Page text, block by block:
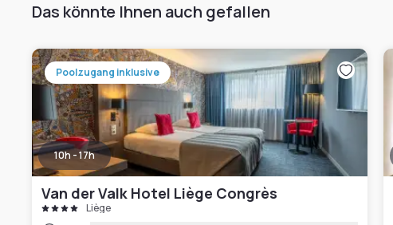
Das könnte Ihnen auch gefallen
Poolzugang inklusive
10h - 17h
Van der Valk Hotel Liège Congrès
Liège